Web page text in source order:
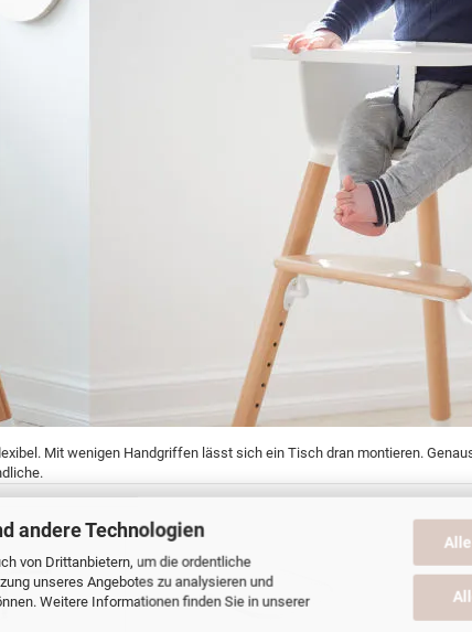
andere Technologien
von Drittanbietern, um die ordentliche
unseres Angebotes zu analysieren und
Weitere Informationen finden Sie in unserer
Mit wenigen Handgriffen lässt sich ein Tisch dran montieren.